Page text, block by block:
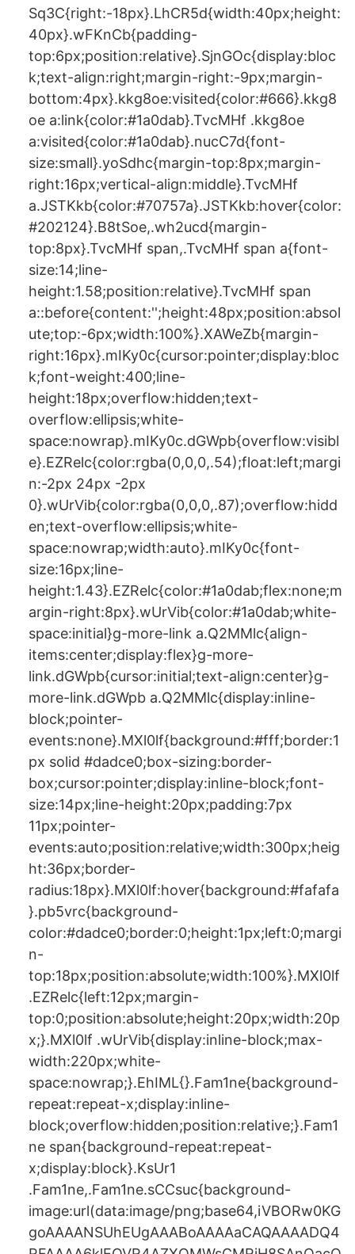
Sq3C{right:-18px}.LhCR5d{width:40px;height:
40px}.wFKnCb{padding-
top:6px;position:relative}.SjnGOc{display:bloc
k;text-align:right;margin-right:-9px;margin-
bottom:4px}.kkg8oe:visited{color:#666}.kkg8
oe a:link{color:#1a0dab}.TvcMHf .kkg8oe
a:visited{color:#1a0dab}.nucC7d{font-
size:small}.yoSdhc{margin-top:8px;margin-
right:16px;vertical-align:middle}.TvcMHf
a.JSTKkb{color:#70757a}.JSTKkb:hover{color:
#202124}.B8tSoe,.wh2ucd{margin-
top:8px}.TvcMHf span,.TvcMHf span a{font-
size:14;line-
height:1.58;position:relative}.TvcMHf span
a::before{content:'';height:48px;position:absol
ute;top:-6px;width:100%}.XAWeZb{margin-
right:16px}.mIKy0c{cursor:pointer;display:bloc
k;font-weight:400;line-
height:18px;overflow:hidden;text-
overflow:ellipsis;white-
space:nowrap}.mIKy0c.dGWpb{overflow:visibl
e}.EZRelc{color:rgba(0,0,0,.54);float:left;margi
n:-2px 24px -2px
0}.wUrVib{color:rgba(0,0,0,.87);overflow:hidd
en;text-overflow:ellipsis;white-
space:nowrap;width:auto}.mIKy0c{font-
size:16px;line-
height:1.43}.EZRelc{color:#1a0dab;flex:none;m
argin-right:8px}.wUrVib{color:#1a0dab;white-
space:initial}g-more-link a.Q2MMlc{align-
items:center;display:flex}g-more-
link.dGWpb{cursor:initial;text-align:center}g-
more-link.dGWpb a.Q2MMlc{display:inline-
block;pointer-
events:none}.MXl0lf{background:#fff;border:1
px solid #dadce0;box-sizing:border-
box;cursor:pointer;display:inline-block;font-
size:14px;line-height:20px;padding:7px
11px;pointer-
events:auto;position:relative;width:300px;heig
ht:36px;border-
radius:18px}.MXl0lf:hover{background:#fafafa
}.pb5vrc{background-
color:#dadce0;border:0;height:1px;left:0;margi
n-
top:18px;position:absolute;width:100%}.MXl0lf
.EZRelc{left:12px;margin-
top:0;position:absolute;height:20px;width:20p
x;}.MXl0lf .wUrVib{display:inline-block;max-
width:220px;white-
space:nowrap;}.EhIML{}.Fam1ne{background-
repeat:repeat-x;display:inline-
block;overflow:hidden;position:relative;}.Fam1
ne span{background-repeat:repeat-
x;display:block}.KsUr1
.Fam1ne,.Fam1ne.sCCsuc{background-
image:url(data:image/png;base64,iVBORw0KG
goAAAANSUhEUgAAABoAAAAaCAQAAAADQ4